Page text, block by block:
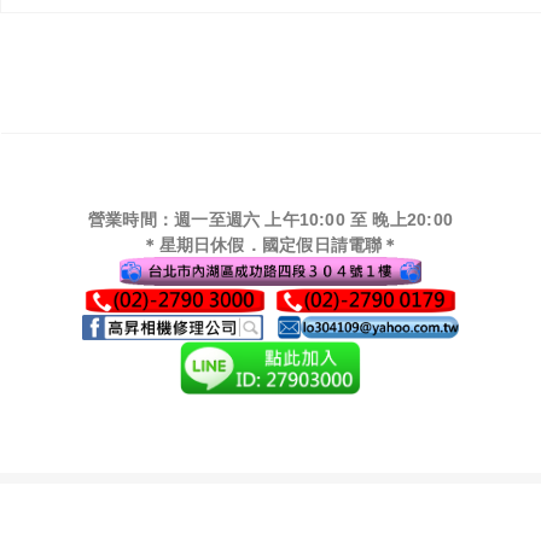
營業時間：週一至週六 上午10:00 至 晚上20:00
＊星期日休假．國定假日請電聯＊